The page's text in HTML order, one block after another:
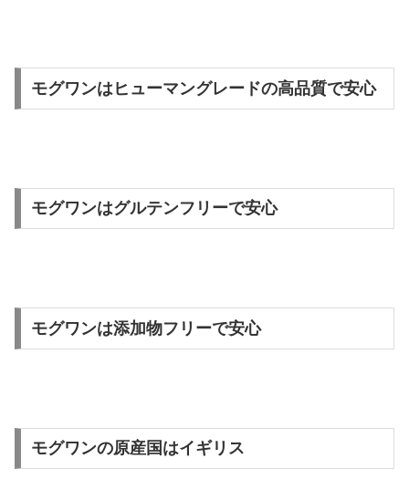
モグワンはヒューマングレードの高品質で安心
モグワンはグルテンフリーで安心
モグワンは添加物フリーで安心
モグワンの原産国はイギリス